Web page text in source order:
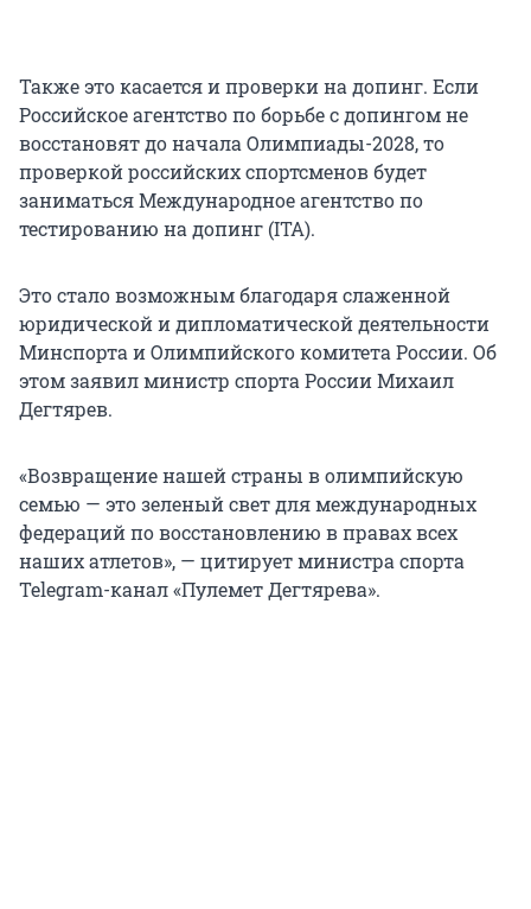
Также это касается и проверки на допинг. Если
Российское агентство по борьбе с допингом не
восстановят до начала Олимпиады-2028, то
проверкой российских спортсменов будет
заниматься Международное агентство по
тестированию на допинг (ITA).
Это стало возможным благодаря слаженной
юридической и дипломатической деятельности
Минспорта и Олимпийского комитета России. Об
этом заявил министр спорта России Михаил
Дегтярев.
«Возвращение нашей страны в олимпийскую
семью — это зеленый свет для международных
федераций по восстановлению в правах всех
наших атлетов», — цитирует министра спорта
Telegram-канал «Пулемет Дегтярева».